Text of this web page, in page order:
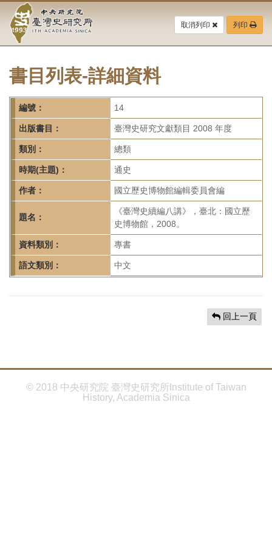
要
中
央
研
究
院-
臺
灣
史
研
究
所-
首
頁
取消列印 列印
書目列表-詳細資料
編號： 14
出版書目： 臺灣史研究文獻類目 2008 年度
類別： 總類
時期(主題)： 通史
作者： 國立歷史博物館編輯委員會編
題名：
《臺灣史續編八講》，臺北：國立歷
史博物館，2008。
資料類別： 專書
語文類別： 中文
回上一頁
© 2018 中央研究院 臺灣史研究所Institute of Taiwan
History, Academia Sinica